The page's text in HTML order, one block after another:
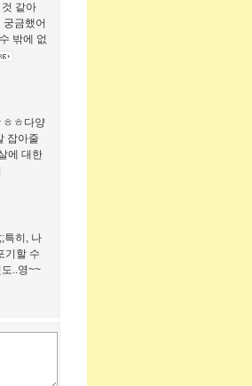
같아
금했어
밖에 없
ㅎㅎ다양
잡아줄
에 대한
특히, 나
기할 수
..영~~